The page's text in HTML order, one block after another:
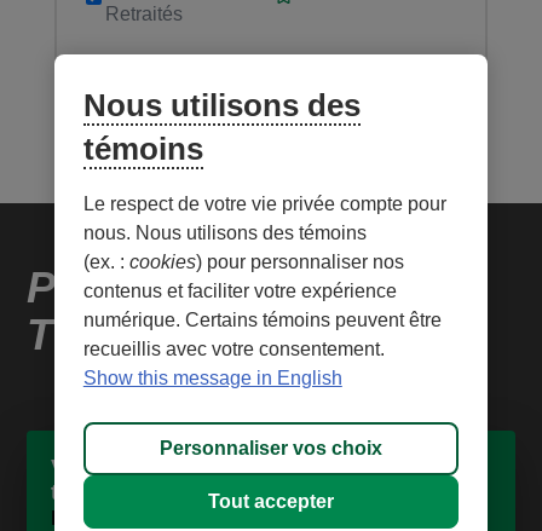
Retraités
Penser Tech. Agir
Tech.
Vous gravitez dans l’univers des
technologies?
Laissez-nous vous accompagner
Nous utilisons des
témoins
Le respect de votre vie privée compte pour
nous. Nous utilisons des témoins
(ex. : cookies) pour personnaliser nos
contenus et faciliter votre expérience
numérique. Certains témoins peuvent être
recueillis avec votre consentement.
Show this message in English
Personnaliser vos choix
Tout accepter